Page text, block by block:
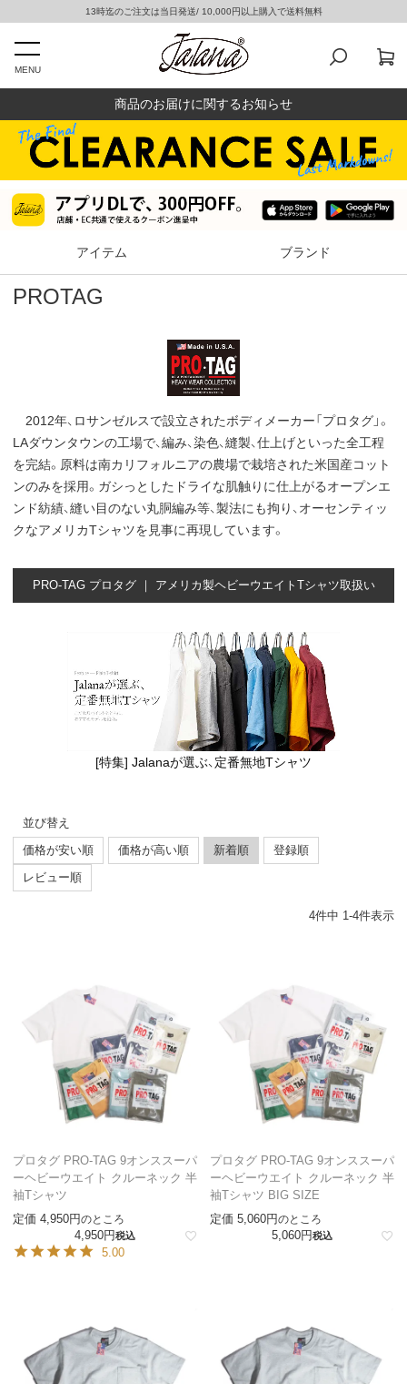
13時迄のご注文は当日発送/ 10,000円以上購入で送料無料
MENU
商品のお届けに関するお知らせ
アイテム ブランド
PROTAG
2012年、ロサンゼルスで設立されたボディメーカー「プロタグ」。
LAダウンタウンの工場で、編み、染色、縫製、仕上げといった全工程
を完結。原料は南カリフォルニアの農場で栽培された米国産コット
ンのみを採用。ガシっとしたドライな肌触りに仕上がるオープンエ
ンド紡績、縫い目のない丸胴編み等、製法にも拘り、オーセンティッ
クなアメリカTシャツを見事に再現しています。
PRO-TAG プロタグ ｜ アメリカ製ヘビーウエイトTシャツ取扱い
[特集] Jalanaが選ぶ、定番無地Tシャツ
並び替え
価格が安い順
価格が高い順 新着順
登録順
レビュー順
4件中 1-4件表示
プロタグ PRO-TAG 9オンススーパ
ーヘビーウエイト クルーネック 半
袖Tシャツ
定価 4,950 のところ
4,950 税込
5.00
プロタグ PRO-TAG 9オンススーパ
ーヘビーウエイト クルーネック 半
袖Tシャツ BIG SIZE
定価 5,060 のところ
5,060 税込